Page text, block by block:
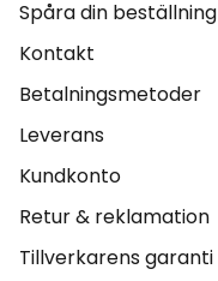
Spåra din beställning
Kontakt
Betalningsmetoder
Leverans
Kundkonto
Retur & reklamation
Tillverkarens garanti